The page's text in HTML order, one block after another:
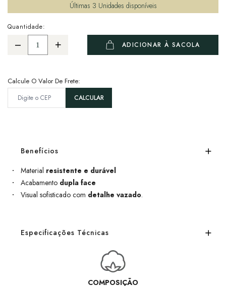
Últimas 3 Unidades disponíveis
Quantidade:
ADICIONAR À SACOLA
Calcule O Valor De Frete:
Benefícios
Material resistente e durável
Acabamento dupla face
Visual sofisticado com detalhe vazado.
Especificações Técnicas
COMPOSIÇÃO